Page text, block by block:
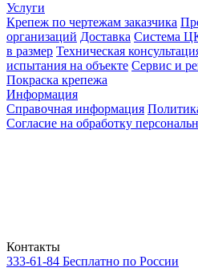
Услуги
Крепеж по чертежам заказчика
организаций Доставка Система
в размер Техническая
испытания на объекте Сервис и
Покраска крепежа
Информация
Справочная информация
Согласие на обработку
Контакты
333-61-84 Бесплатно по России